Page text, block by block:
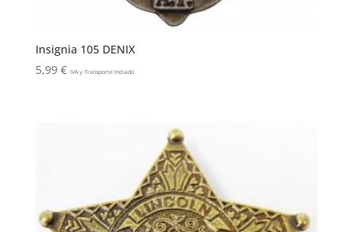
Insignia 105 DENIX
5,99 € IVA y Transporte Incluido